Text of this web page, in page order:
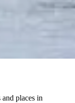
and places in